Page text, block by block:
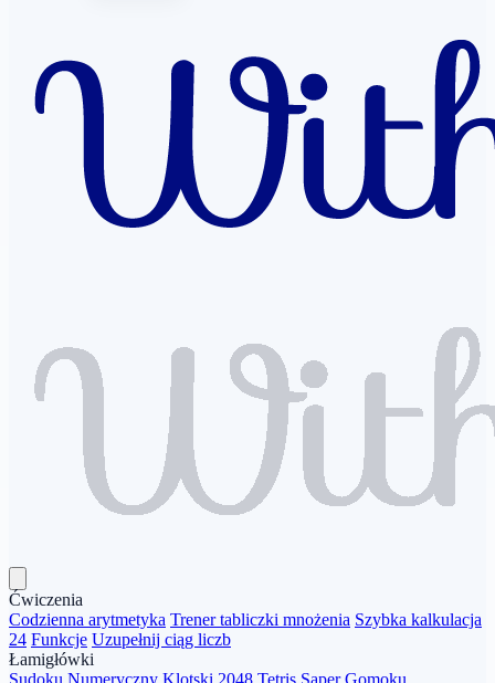
Ćwiczenia
Codzienna arytmetyka Trener tabliczki mnożenia Szybka kalkulacja
24 Funkcje Uzupełnij ciąg liczb
Łamigłówki
Sudoku Numeryczny Klotski 2048 Tetris Saper Gomoku